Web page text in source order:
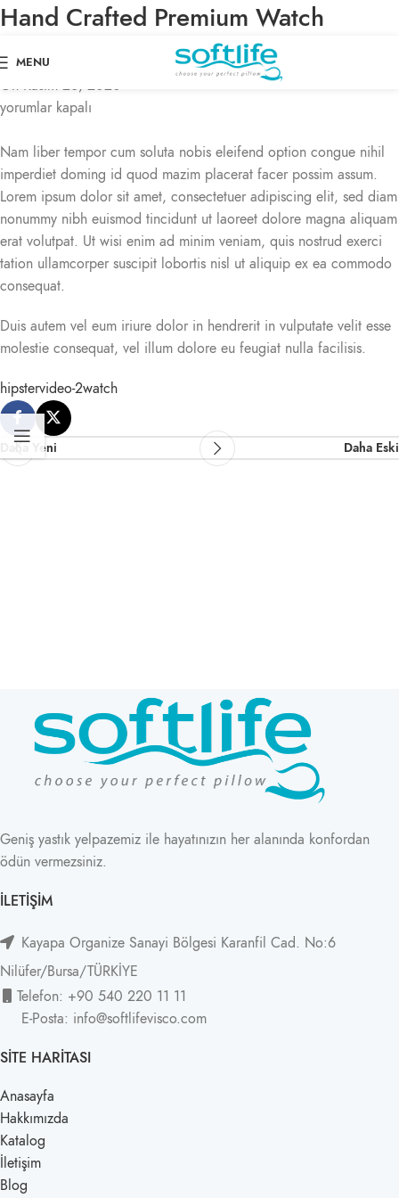
MENU
Hand Crafted Premium Watch
admin
On Kasım 26, 2020
yorumlar kapalı
Nam liber tempor cum soluta nobis eleifend option congue nihil
imperdiet doming id quod mazim placerat facer possim assum.
Lorem ipsum dolor sit amet, consectetuer adipiscing elit, sed diam
nonummy nibh euismod tincidunt ut laoreet dolore magna aliquam
erat volutpat. Ut wisi enim ad minim veniam, quis nostrud exerci
tation ullamcorper suscipit lobortis nisl ut aliquip ex ea commodo
consequat.
Duis autem vel eum iriure dolor in hendrerit in vulputate velit esse
molestie consequat, vel illum dolore eu feugiat nulla facilisis.
hipstervideo-2watch
Daha Yeni Daha Eski
Geniş yastık yelpazemiz ile hayatınızın her alanında konfordan
ödün vermezsiniz.
İLETIŞIM
Kayapa Organize Sanayi Bölgesi Karanfil Cad. No:6
Nilüfer/Bursa/TÜRKİYE
Telefon: +90 540 220 11 11
E-Posta: info@softlifevisco.com
SITE HARITASI
Anasayfa
Hakkımızda
Katalog
İletişim
Blog